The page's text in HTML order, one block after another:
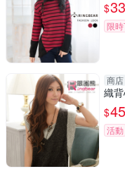
$
限
商店
織
$
活動